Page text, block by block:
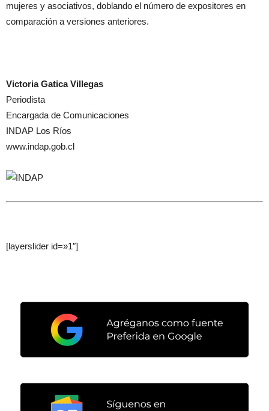
mujeres y asociativos, doblando el número de expositores en
comparación a versiones anteriores.
Victoria Gatica Villegas
Periodista
Encargada de Comunicaciones
INDAP Los Ríos
www.indap.gob.cl
[layerslider id=»1″]